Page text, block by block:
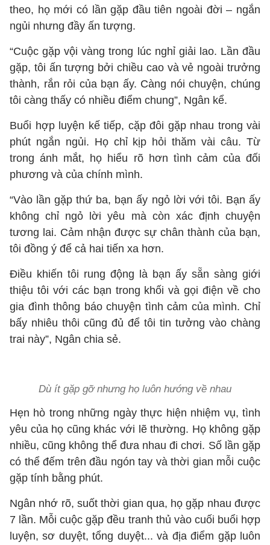
theo, họ mới có lần gặp đầu tiên ngoài đời – ngắn
ngủi nhưng đầy ấn tượng.
“Cuộc gặp vội vàng trong lúc nghỉ giải lao. Lần đầu
gặp, tôi ấn tượng bởi chiều cao và vẻ ngoài trưởng
thành, rắn rỏi của bạn ấy. Càng nói chuyện, chúng
tôi càng thấy có nhiều điểm chung”, Ngân kể.
Buổi hợp luyện kế tiếp, cặp đôi gặp nhau trong vài
phút ngắn ngủi. Họ chỉ kịp hỏi thăm vài câu. Từ
trong ánh mắt, họ hiểu rõ hơn tình cảm của đối
phương và của chính mình.
“Vào lần gặp thứ ba, bạn ấy ngỏ lời với tôi. Bạn ấy
không chỉ ngỏ lời yêu mà còn xác định chuyện
tương lai. Cảm nhận được sự chân thành của bạn,
tôi đồng ý để cả hai tiến xa hơn.
Điều khiến tôi rung động là bạn ấy sẵn sàng giới
thiệu tôi với các bạn trong khối và gọi điện về cho
gia đình thông báo chuyện tình cảm của mình. Chỉ
bấy nhiêu thôi cũng đủ để tôi tin tưởng vào chàng
trai này”, Ngân chia sẻ.
Dù ít gặp gỡ nhưng họ luôn hướng về nhau
Hẹn hò trong những ngày thực hiện nhiệm vụ, tình
yêu của họ cũng khác với lẽ thường. Họ không gặp
nhiều, cũng không thể đưa nhau đi chơi. Số lần gặp
có thể đếm trên đầu ngón tay và thời gian mỗi cuộc
gặp tính bằng phút.
Ngân nhớ rõ, suốt thời gian qua, họ gặp nhau được
7 lần. Mỗi cuộc gặp đều tranh thủ vào cuối buổi hợp
luyện, sơ duyệt, tổng duyệt... và địa điểm gặp luôn